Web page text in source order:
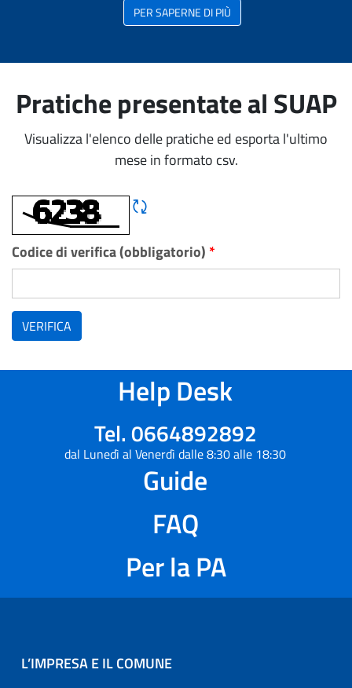
PER SAPERNE DI PIÙ
Pratiche presentate al SUAP
Visualizza l'elenco delle pratiche ed esporta l'ultimo
mese in formato csv.
Rigene CAPTCHA
Codice di verifica (obbligatorio) *
VERIFICA
Help Desk
Tel. 0664892892
dal Lunedì al Venerdì dalle 8:30 alle 18:30
Guide
FAQ
Per la PA
L’IMPRESA E IL COMUNE